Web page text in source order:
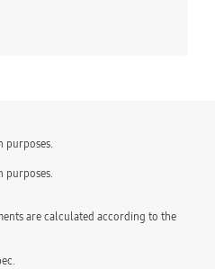
purposes.
purposes.
are calculated according to the